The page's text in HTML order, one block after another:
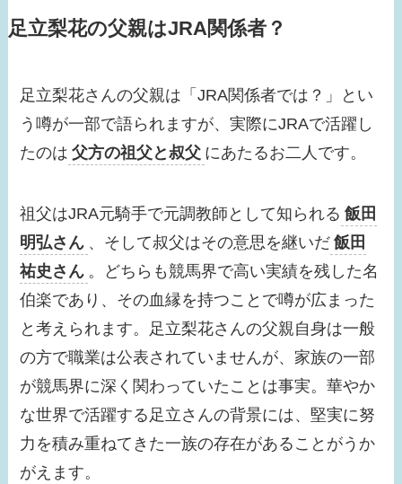
【画像】小峠英二の年
瑞樹との差が激しい？
【画像】小芝風花はド
ラマ共演者と似てる！
ンが話題に！
【画像】みちょぱの旦
那との馴れ初めは？す
っぴんがかわいすぎ
る！
【画像】浜辺美波の結
婚相手はだれ？歴代彼
氏は？恋愛観も確認！
足立梨花の父親はJRA関係者？
足立梨花さんの父親は「JRA関係者では？」とい
う噂が一部で語られますが、実際にJRAで活躍し
たのは 父方の祖父と叔父 にあたるお二人です。
祖父はJRA元騎手で元調教師として知られる 飯田
明弘さん 、そして叔父はその意思を継いだ 飯田
祐史さん 。どちらも競馬界で高い実績を残した名
伯楽であり、その血縁を持つことで噂が広まった
と考えられます。足立梨花さんの父親自身は一般
の方で職業は公表されていませんが、家族の一部
が競馬界に深く関わっていたことは事実。華やか
な世界で活躍する足立さんの背景には、堅実に努
力を積み重ねてきた一族の存在があることがうか
がえます。